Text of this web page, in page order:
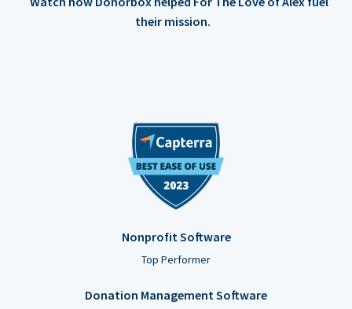
their mission.
Nonprofit Software
Top Performer
Donation Management Software